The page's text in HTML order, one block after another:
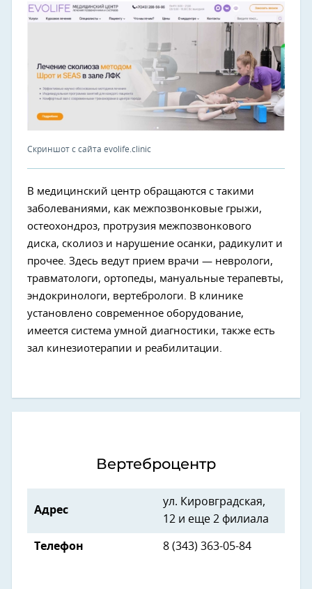
Скриншот с сайта evolife.clinic
В медицинский центр обращаются с такими
заболеваниями, как межпозвонковые грыжи,
остеохондроз, протрузия межпозвонкового
диска, сколиоз и нарушение осанки, радикулит и
прочее. Здесь ведут прием врачи — неврологи,
травматологи, ортопеды, мануальные терапевты,
эндокринологи, вертебрологи. В клинике
установлено современное оборудование,
имеется система умной диагностики, также есть
зал кинезиотерапии и реабилитации.
Вертеброцентр
Адрес
ул. Кировградская,
12 и еще 2 филиала
Телефон 8 (343) 363-05-84